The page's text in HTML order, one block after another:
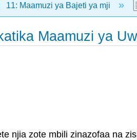
11: Maamuzi ya Bajeti ya mji
Maamuzi ya
njia zote mbili zinazofaa na